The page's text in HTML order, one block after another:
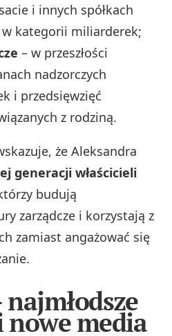
i innych spółkach
kategorii miliarderek;
– w przeszłości
nadzorczych
i przedsięwzięć
z rodziną.
że Aleksandra
generacji właścicieli
budują
zarządcze i korzystają z
zamiast angażować się
media